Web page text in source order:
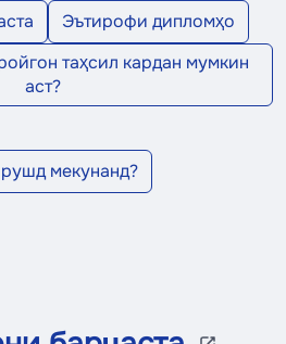
Эътирофи дипломҳо
таҳсил кардан мумкин
аст?
мекунанд?